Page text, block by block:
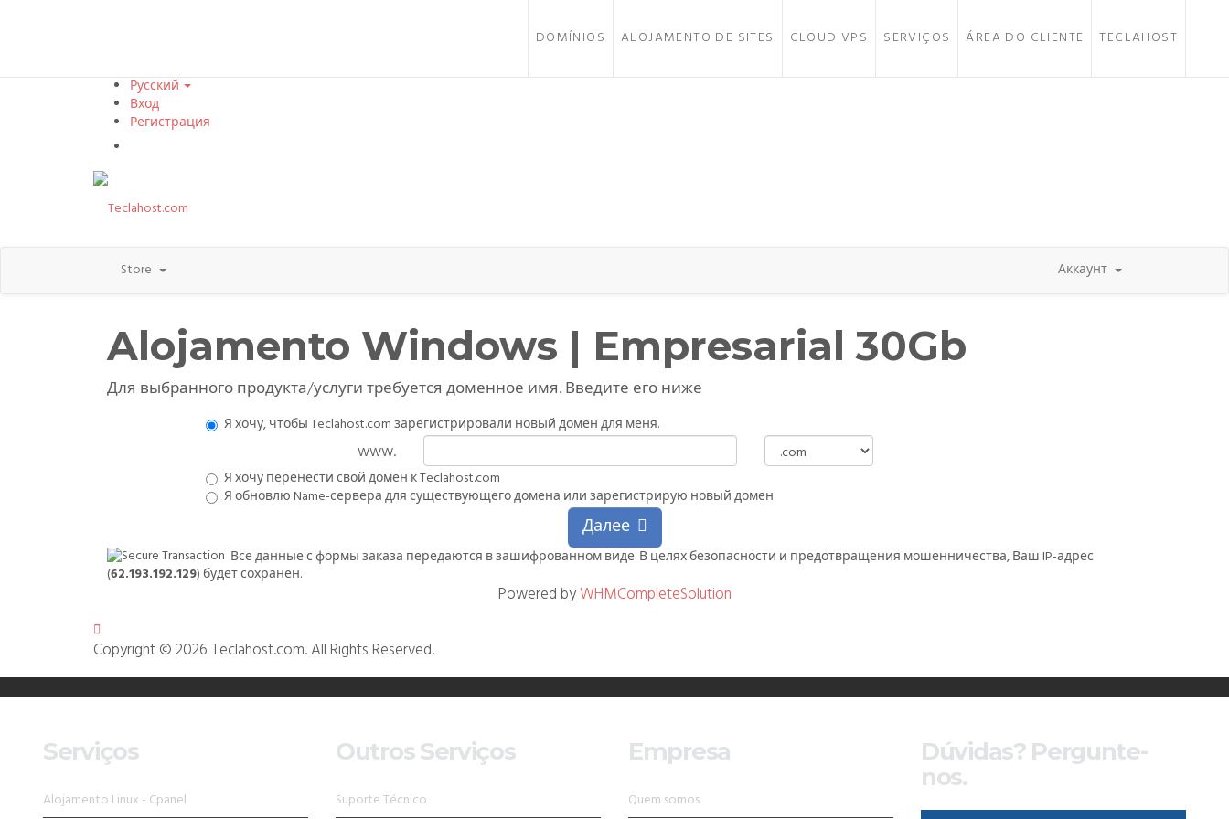
DOMÍNIOS ALOJAMENTO DE SITES CLOUD VPS SERVIÇOS ÁREA DO CLIENTE TECLAHOST
Русский
Вход
Регистрация
Store Аккаунт
Alojamento Windows | Empresarial 30Gb
Для выбранного продукта/услуги требуется доменное имя. Введите его ниже
Я хочу, чтобы Teclahost.com зарегистрировали новый домен для меня.
www.
Я хочу перенести свой домен к Teclahost.com
Я обновлю Name-сервера для существующего домена или зарегистрирую новый домен.
Далее
Все данные с формы заказа передаются в зашифрованном виде. В целях безопасности и предотвращения мошенничества, Ваш IP-адрес
(62.193.192.129) будет сохранен.
Powered byWHMCompleteSolution
Copyright © 2026 Teclahost.com. All Rights Reserved.
Serviços
Alojamento Linux - Cpanel
Outros Serviços
Suporte Técnico
Empresa
Quem somos
Dúvidas? Pergunte-
nos.